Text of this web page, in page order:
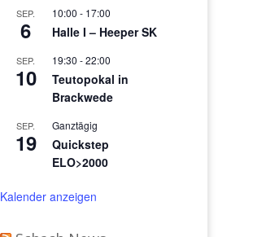
SEP.
6
10:00 - 17:00
Halle I – Heeper SK
SEP.
10
19:30 -22:00
Teutopokal in
Brackwede
SEP.
19
Ganztägig
Quickstep
ELO>2000
Kalender anzeigen